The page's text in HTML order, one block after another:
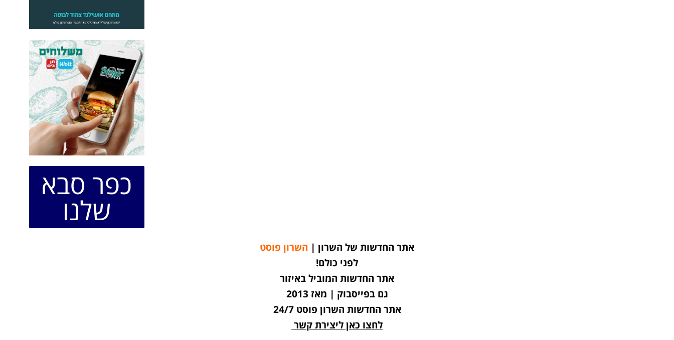
כפר סבא
שלנו
אתר החדשות של השרון | השרון פוסט
לפני כולם!
אתר החדשות המוביל באיזור
גם בפייסבוק | מאז 2013
אתר החדשות השרון פוסט 24/7
לחצו כאן ליצירת קשר